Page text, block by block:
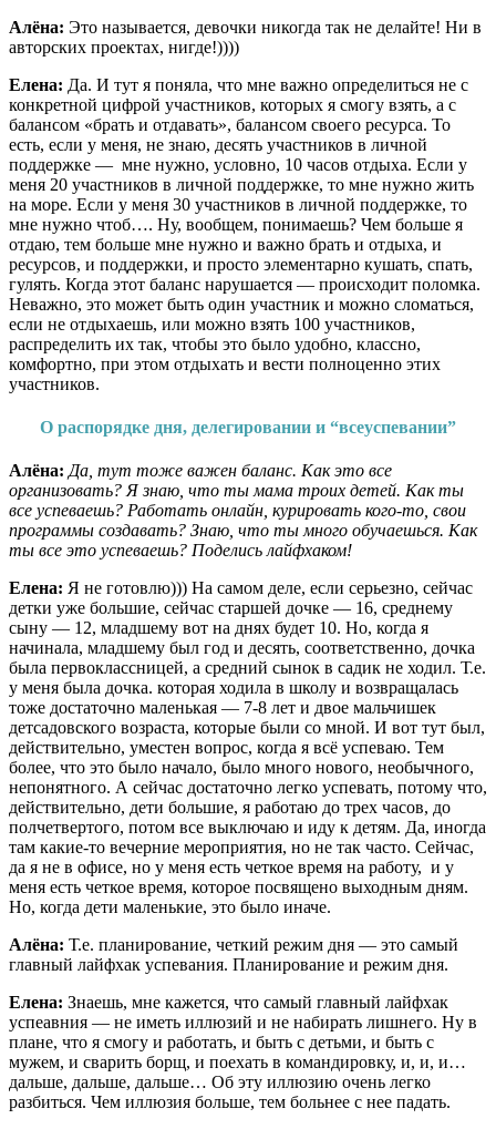
Алёна: Это называется, девочки никогда так не делайте! Ни в
авторских проектах, нигде!))))
Елена: Да. И тут я поняла, что мне важно определиться не с
конкретной цифрой участников, которых я смогу взять, а с
балансом «брать и отдавать», балансом своего ресурса. То
есть, если у меня, не знаю, десять участников в личной
поддержке — мне нужно, условно, 10 часов отдыха. Если у
меня 20 участников в личной поддержке, то мне нужно жить
на море. Если у меня 30 участников в личной поддержке, то
мне нужно чтоб…. Ну, вообщем, понимаешь? Чем больше я
отдаю, тем больше мне нужно и важно брать и отдыха, и
ресурсов, и поддержки, и просто элементарно кушать, спать,
гулять. Когда этот баланс нарушается — происходит поломка.
Неважно, это может быть один участник и можно сломаться,
если не отдыхаешь, или можно взять 100 участников,
распределить их так, чтобы это было удобно, классно,
комфортно, при этом отдыхать и вести полноценно этих
участников.
О распорядке дня, делегировании и “всеуспевании”
Алёна:Да, тут тоже важен баланс. Как это все
организовать? Я знаю, что ты мама троих детей. Как ты
все успеваешь? Работать онлайн, курировать кого-то, свои
программы создавать? Знаю, что ты много обучаешься. Как
ты все это успеваешь? Поделись лайфхаком!
Елена: Я не готовлю))) На самом деле, если серьезно, сейчас
детки уже большие, сейчас старшей дочке — 16, среднему
сыну — 12, младшему вот на днях будет 10. Но, когда я
начинала, младшему был год и десять, соответственно, дочка
была первоклассницей, а средний сынок в садик не ходил. Т.е.
у меня была дочка. которая ходила в школу и возвращалась
тоже достаточно маленькая — 7-8 лет и двое мальчишек
детсадовского возраста, которые были со мной. И вот тут был,
действительно, уместен вопрос, когда я всё успеваю. Тем
более, что это было начало, было много нового, необычного,
непонятного. А сейчас достаточно легко успевать, потому что,
действительно, дети большие, я работаю до трех часов, до
полчетвертого, потом все выключаю и иду к детям. Да, иногда
там какие-то вечерние мероприятия, но не так часто. Сейчас,
да я не в офисе, но у меня есть четкое время на работу, и у
меня есть четкое время, которое посвящено выходным дням.
Но, когда дети маленькие, это было иначе.
Алёна: Т.е. планирование, четкий режим дня — это самый
главный лайфхак успевания. Планирование и режим дня.
Елена: Знаешь, мне кажется, что самый главный лайфхак
успеавния — не иметь иллюзий и не набирать лишнего. Ну в
плане, что я смогу и работать, и быть с детьми, и быть с
мужем, и сварить борщ, и поехать в командировку, и, и, и…
дальше, дальше, дальше… Об эту иллюзию очень легко
разбиться. Чем иллюзия больше, тем больнее с нее падать.